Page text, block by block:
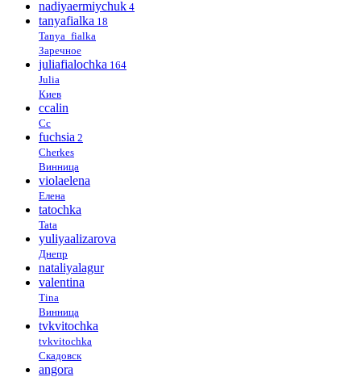
nadiyaermiychuk 4
tanyafialka 18
Tanya_fialka
Заречное
juliafialochka 164
Julia
Киев
ccalin
Cc
fuchsia 2
Cherkes
Винница
violaelena
Елена
tatochka
Tata
yuliyaalizarova
Днепр
nataliyalagur
valentina
Tina
Винница
tvkvitochka
tvkvitochka
Скадовск
angora